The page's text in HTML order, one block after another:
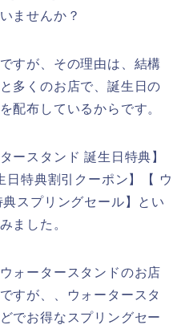
ませんか？
すが、その理由は、結構
多くのお店で、誕生日の
配布しているからです。
ースタンド 誕生日特典】
日特典割引クーポン】【 ウ
スプリングセール】とい
ました。
ォータースタンドのお店
すが、、ウォータースタ
でお得なスプリングセー